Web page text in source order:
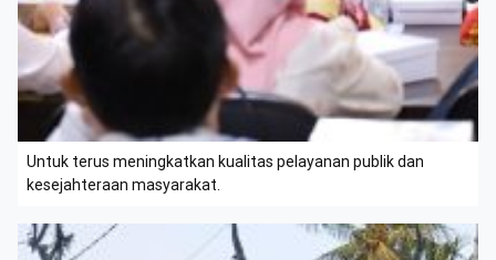
Untuk terus meningkatkan kualitas pelayanan publik dan
kesejahteraan masyarakat.